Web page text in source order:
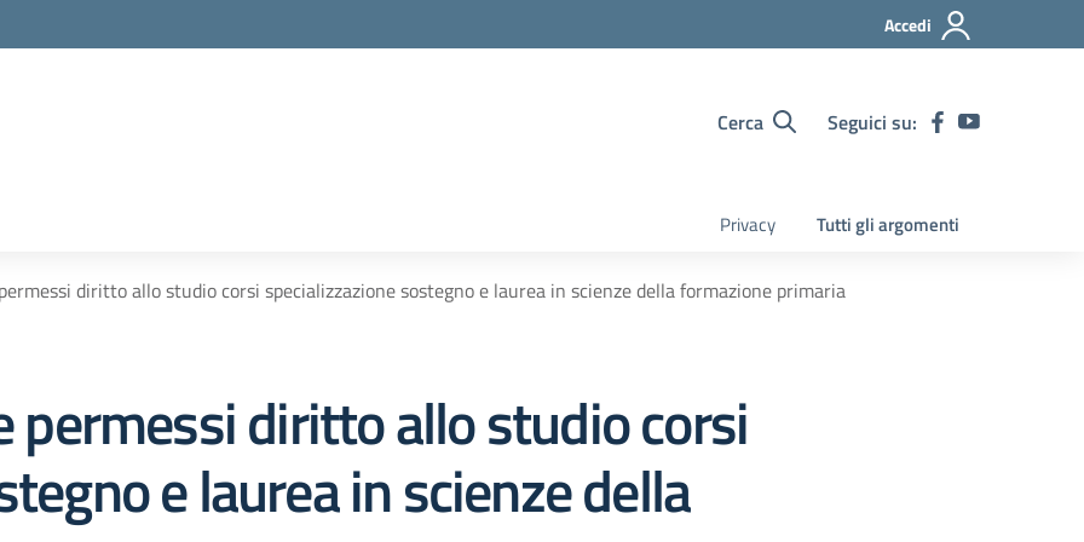
Accedi
Cerca Seguici su:
Privacy Tutti gli argomenti
diritto allo studio corsi specializzazione sostegno e laurea in scienze della formazione primaria
permessi diritto allo studio corsi
e laurea in scienze della